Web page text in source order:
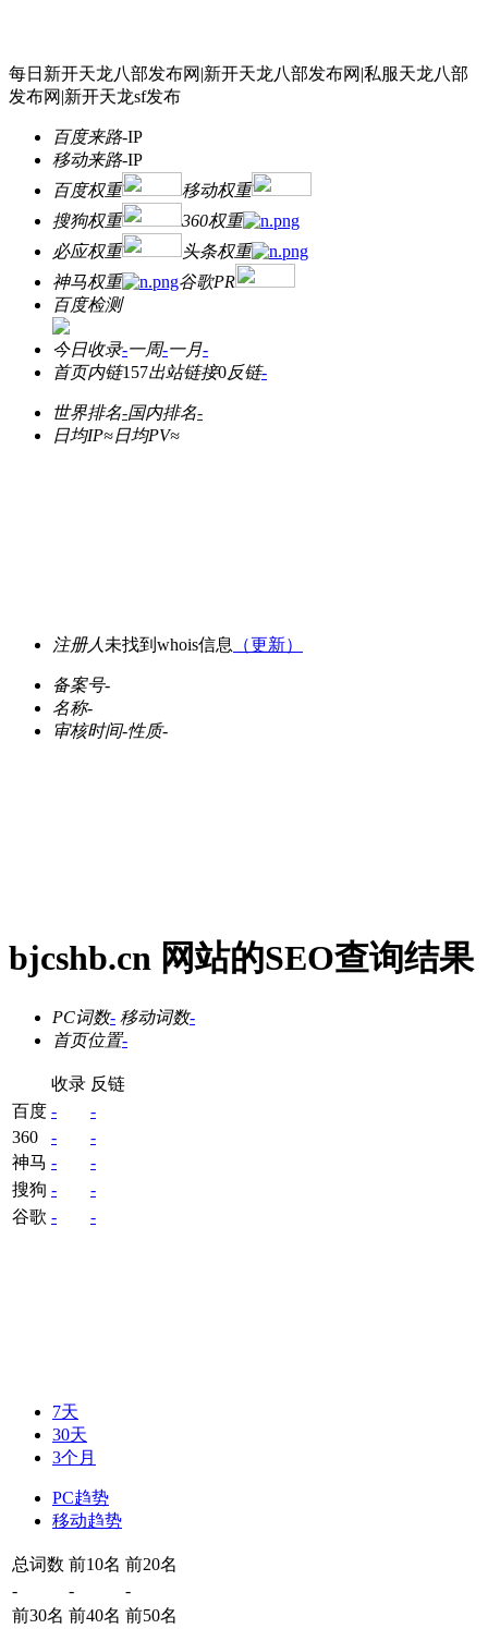
每日新开天龙八部发布网|新开天龙八部发布网|私服天龙八部
发布网|新开天龙sf发布
百度来路-IP
移动来路-IP
百度权重
移动权重
搜狗权重
360权重
必应权重
头条权重
神马权重
谷歌PR
百度检测
今日收录-一周-一月-
首页内链157出站链接0反链-
世界排名-国内排名-
日均IP≈日均PV≈
注册人 未找到whois信息 （更新）
备案号-
名称-
审核时间-性质-
bjcshb.cn 网站的SEO查询结果
PC词数- 移动词数-
首页位置-
收录 反链
百度 -
-
360
-
-
神马 -
-
搜狗 -
-
谷歌 - -
7天
30天
3个月
PC趋势
移动趋势
总词数 前10名 前20名
-
-
-
前30名 前40名 前50名